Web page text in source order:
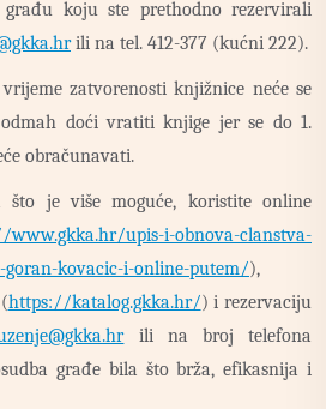
građu koju ste prethodno rezervirali
ili na tel. 412-377 (kućni 222).
zatvorenosti knjižnice neće se
doći vratiti knjige jer se do 1.
obračunavati.
što je više moguće, koristite online
upis-i-obnova-clanstva-
kovacic-i-online-putem/),
https://katalog.gkka.hr/) i rezervaciju
ili na broj telefona
građe bila što brža, efikasnija i